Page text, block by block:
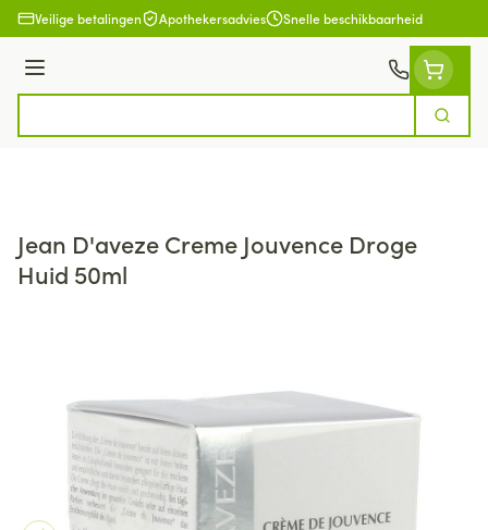
Ga naar de inhoud
Veilige betalingen Apothekersadvies Snelle beschikbaarheid
Menu
Zoek
Jean D'aveze Creme Jouvence Droge
Huid 50ml